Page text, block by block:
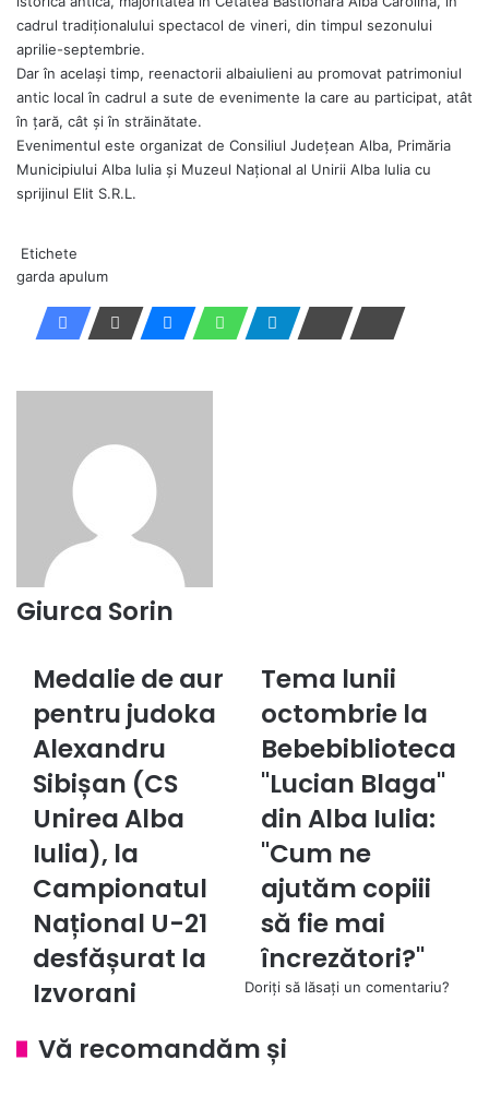
cadrul tradiționalului spectacol de vineri, din timpul sezonului
aprilie-septembrie.
Dar în același timp, reenactorii albaiulieni au promovat patrimoniul
antic local în cadrul a sute de evenimente la care au participat, atât
în țară, cât și în străinătate.
Evenimentul este organizat de Consiliul Județean Alba, Primăria
Municipiului Alba Iulia și Muzeul Național al Unirii Alba Iulia cu
sprijinul Elit S.R.L.
Etichete
garda apulum
Giurca Sorin
Medalie
aur
pentru
judoka
Alexandru
Sibișan
(CS
Unirea
Alba
Iulia),
la
Campionatul
Național
U-
desfășurat
Medalie de aur
pentru judoka
Alexandru
Sibișan (CS
Unirea Alba
Iulia), la
Campionatul
Național U-21
desfășurat la
Izvorani
Tema
octombrie
la
Bebebiblioteca
"Lucian
Blaga"
din
Alba
Iulia:
"Cum
ne
ajutăm
copiii
să
mai
încrezători?"
Tema lunii
octombrie la
Bebebiblioteca
"Lucian Blaga"
din Alba Iulia:
"Cum ne
ajutăm copiii
să fie mai
încrezători?"
Doriți să lăsați un comentariu?
Vă recomandăm și